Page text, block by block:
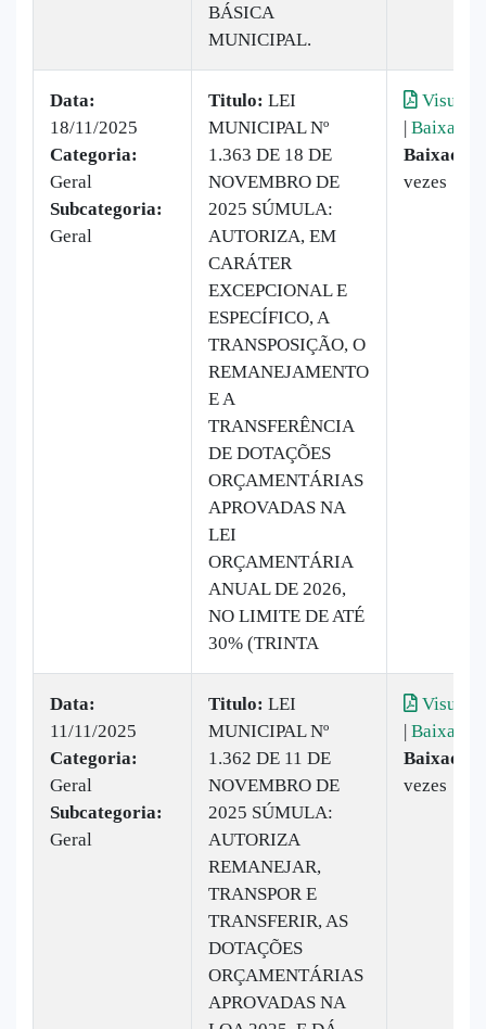
BÁSICA
MUNICIPAL.
Data:
18/11/2025
Categoria:
Geral
Subcategoria:
Geral
Titulo: LEI
MUNICIPAL Nº
1.363 DE 18 DE
NOVEMBRO DE
2025 SÚMULA:
AUTORIZA, EM
CARÁTER
EXCEPCIONAL E
ESPECÍFICO, A
TRANSPOSIÇÃO, O
REMANEJAMENTO
E A
TRANSFERÊNCIA
DE DOTAÇÕES
ORÇAMENTÁRIAS
APROVADAS NA
LEI
ORÇAMENTÁRIA
ANUAL DE 2026,
NO LIMITE DE ATÉ
30% (TRINTA
| Baixar
Baixado:
vezes
Data:
11/11/2025
Categoria:
Geral
Subcategoria:
Geral
Titulo: LEI
MUNICIPAL Nº
1.362 DE 11 DE
NOVEMBRO DE
2025 SÚMULA:
AUTORIZA
REMANEJAR,
TRANSPOR E
TRANSFERIR, AS
DOTAÇÕES
ORÇAMENTÁRIAS
APROVADAS NA
| Baixar
Baixado:
vezes